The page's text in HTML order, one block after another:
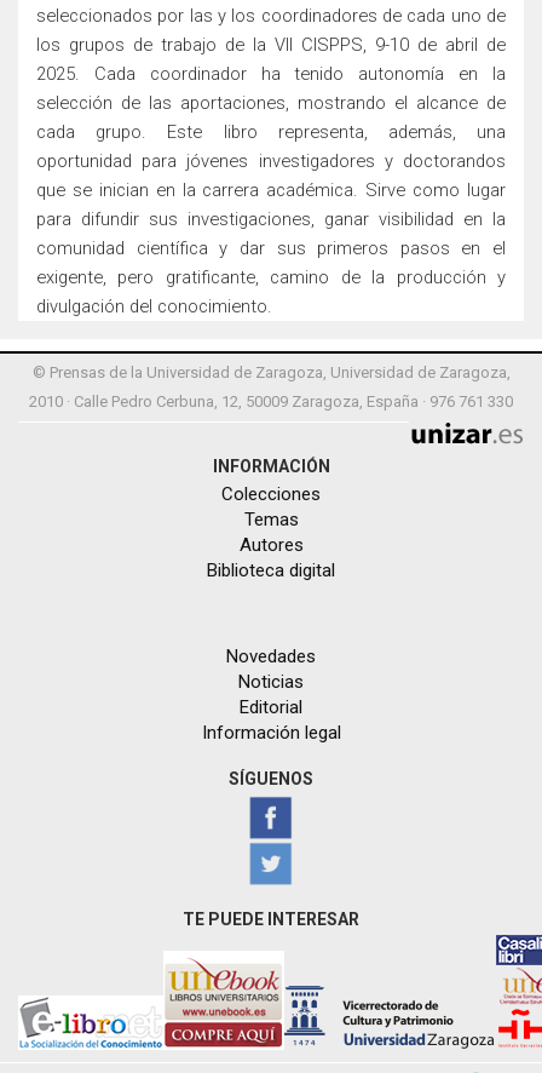
seleccionados por las y los coordinadores de cada uno de
los grupos de trabajo de la VII CISPPS, 9-10 de abril de
2025. Cada coordinador ha tenido autonomía en la
selección de las aportaciones, mostrando el alcance de
cada grupo. Este libro representa, además, una
oportunidad para jóvenes investigadores y doctorandos
que se inician en la carrera académica. Sirve como lugar
para difundir sus investigaciones, ganar visibilidad en la
comunidad científica y dar sus primeros pasos en el
exigente, pero gratificante, camino de la producción y
divulgación del conocimiento.
© Prensas de la Universidad de Zaragoza, Universidad de Zaragoza,
2010 · Calle Pedro Cerbuna, 12, 50009 Zaragoza, España · 976 761 330
INFORMACIÓN
Colecciones
Temas
Autores
Biblioteca digital
Novedades
Noticias
Editorial
Información legal
SÍGUENOS
TE PUEDE INTERESAR